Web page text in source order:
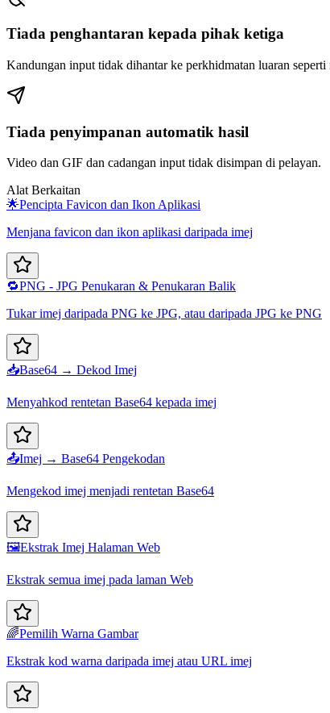
Tiada penghantaran kepada pihak ketiga
Kandungan input tidak dihantar ke perkhidmatan luaran
Tiada penyimpanan automatik hasil
Video dan GIF dan cadangan input tidak disimpan di pelayan.
Alat Berkaitan
🌟Pencipta Favicon dan Ikon Aplikasi
Menjana favicon dan ikon aplikasi daripada imej
🔁PNG - JPG Penukaran & Penukaran Balik
Tukar imej daripada PNG ke JPG, atau daripada JPG ke PNG
📥Base64 → Dekod Imej
Menyahkod rentetan Base64 kepada imej
📤Imej → Base64 Pengekodan
Mengekod imej menjadi rentetan Base64
🖼️Ekstrak Imej Halaman Web
Ekstrak semua imej pada laman Web
🌈Pemilih Warna Gambar
Ekstrak kod warna daripada imej atau URL imej